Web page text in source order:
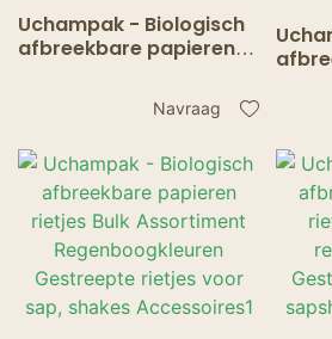
Uchampak - Biologisch
afbreekbare papieren
regenboogkleuren
Gestreepte rietjes voor
sapshakes Accessoires
Navraag